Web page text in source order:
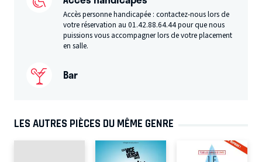
Accès personne handicapée : contactez-nous lors de
votre réservation au 01.42.88.64.44 pour que nous
puissions vous accompagner lors de votre placement
en salle.
Bar
LES AUTRES PIÈCES DU MÊME GENRE